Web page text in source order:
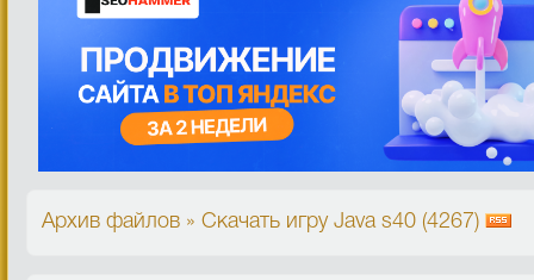
Архив файлов » Скачать игру Java s40 (4267)